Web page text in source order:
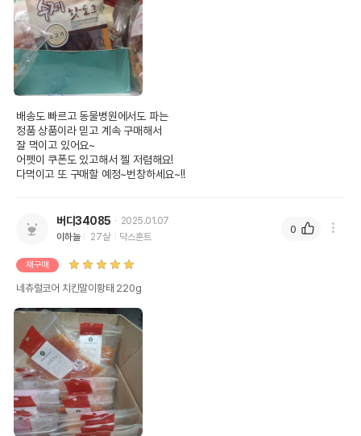
배송도 빠르고 동물병원에서도 파는
정품 상품이라 믿고 계속 구매해서
잘 먹이고 있어요~
어펫이 쿠폰도 있고해서 젤 저렴해요!
다먹이고 또 구매할 예정~번창하세요~!!
버디34085
2025.01.07
이하늘
27살 닥스훈트
재구매
네츄럴코어 치킨말이황태 220g
0